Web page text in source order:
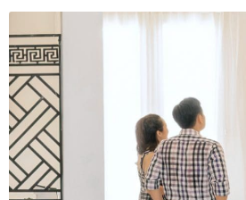
Danh Lam Collection
Điều Khoản Sử Dụng
Hoa Xuân – Tranh sơn mài hoa
Kim Mã – Tranh sơn mài dát vàng